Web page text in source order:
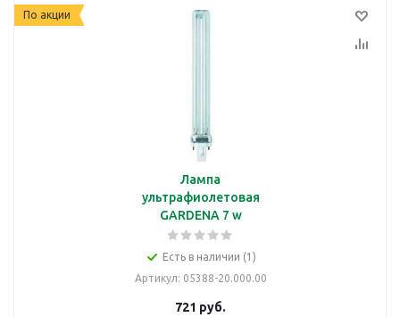
По акции
Лампа
ультрафиолетовая
GARDENA 7 w
Есть в наличии (1)
Артикул: 05388-20.000.00
721 руб.